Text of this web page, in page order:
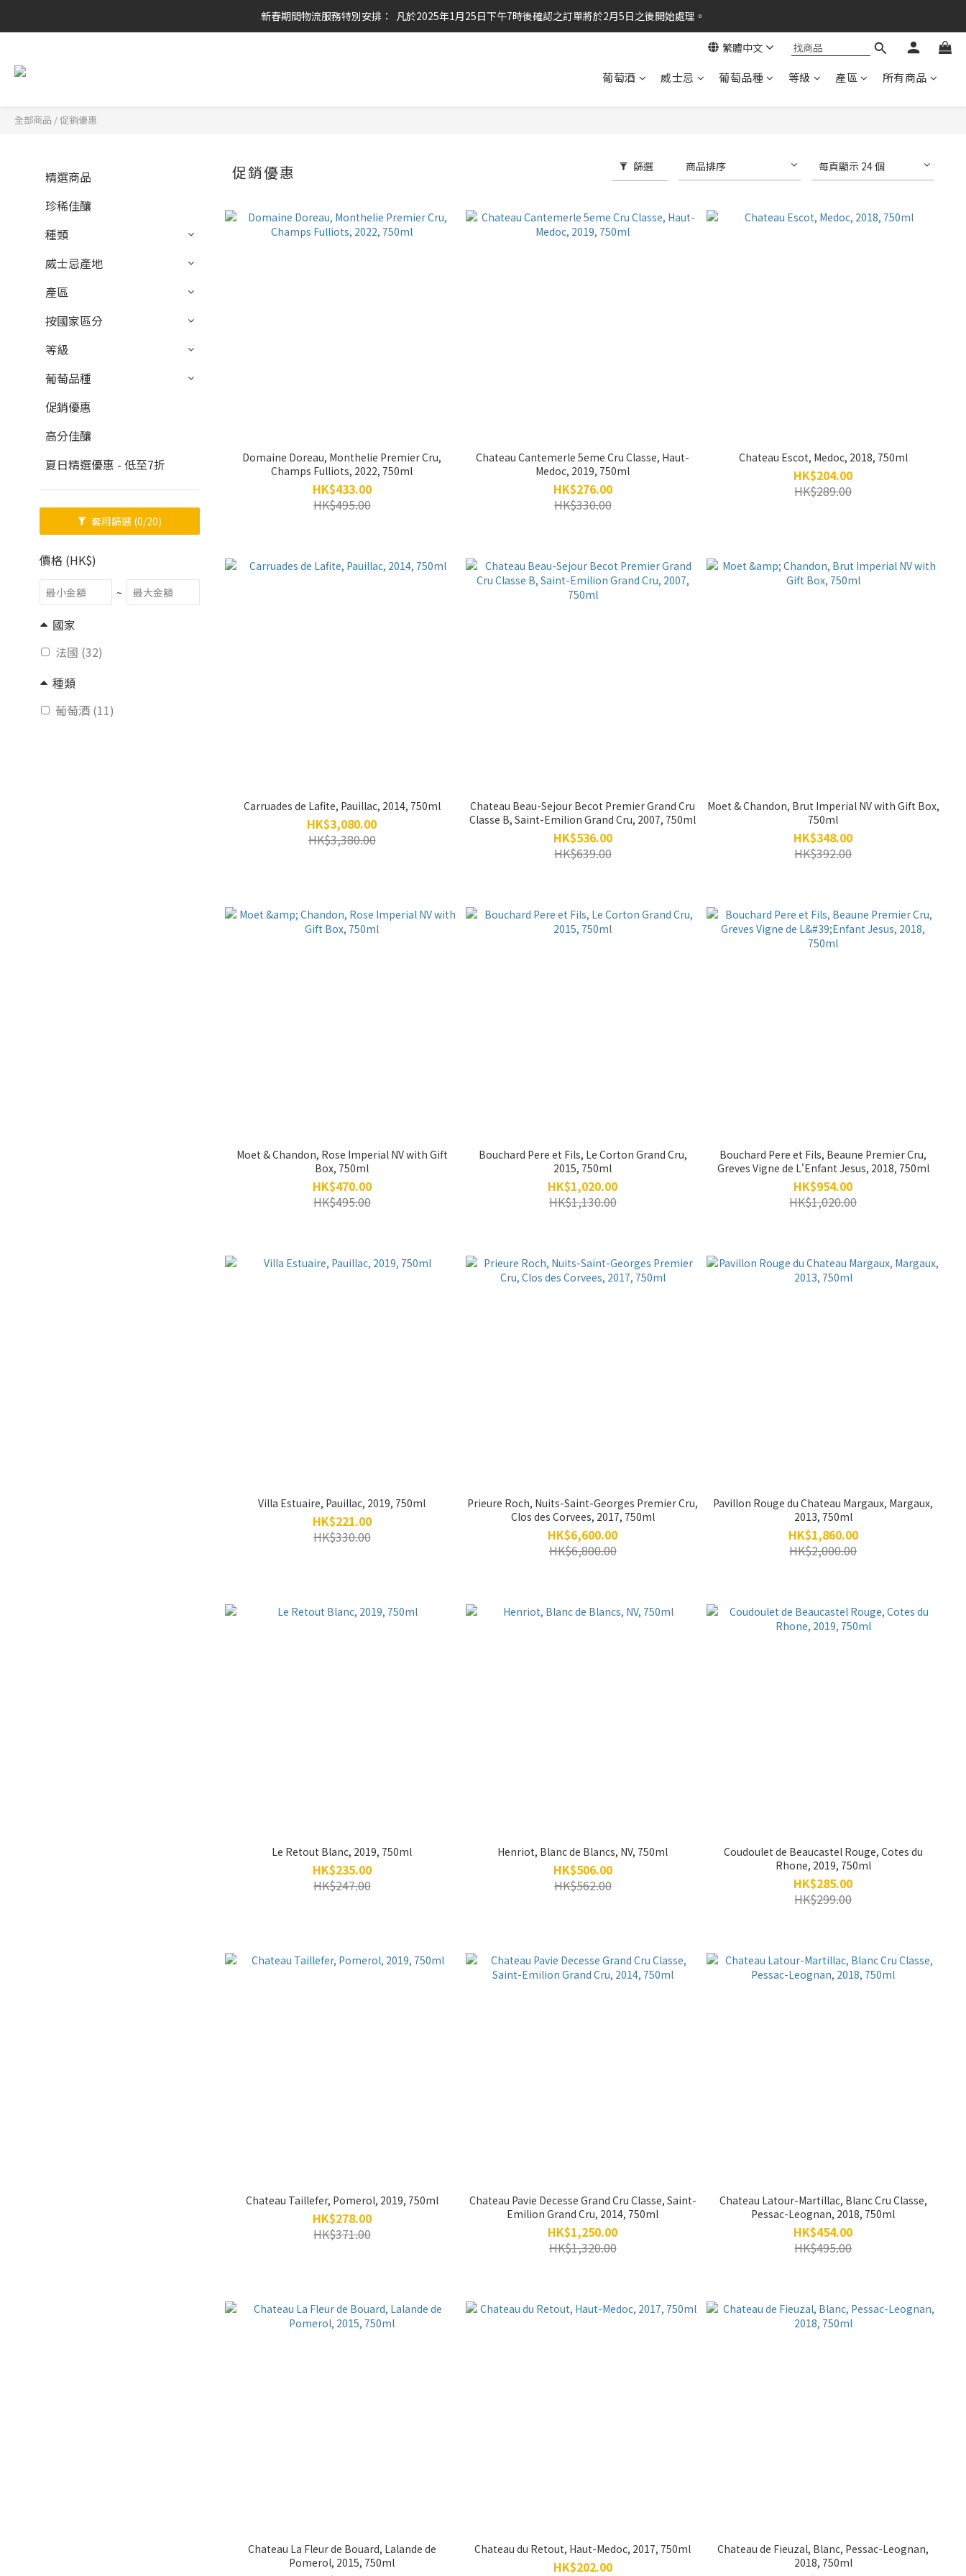
任何酒款買滿6枝或滿$800元即可免運費
新春期間物流服務特別安排：  凡於2025年1月25日下午7時後確認之訂單將於2月5日之後開始處理。
繁體中文
葡萄酒 威士忌 葡萄品種 等級 產區 所有商品
全部商品 /促銷優惠
精選商品
珍稀佳釀
種類
威士忌產地
產區
按國家區分
等級
葡萄品種
促銷優惠
高分佳釀
夏日精選優惠 - 低至7折
套用篩選 (0/20)
價格 (HK$)
~
國家
法國 (32)
種類
葡萄酒 (11)
促銷優惠 篩選 商品排序 每頁顯示 24 個
Domaine Doreau, Monthelie Premier Cru,
Champs Fulliots, 2022, 750ml
HK$433.00
HK$495.00
Chateau Cantemerle 5eme Cru Classe, Haut-
Medoc, 2019, 750ml
HK$276.00
HK$330.00
Chateau Escot, Medoc, 2018, 750ml
HK$204.00
HK$289.00
Carruades de Lafite, Pauillac, 2014, 750ml
HK$3,080.00
HK$3,380.00
Chateau Beau-Sejour Becot Premier Grand Cru
Classe B, Saint-Emilion Grand Cru, 2007, 750ml
HK$536.00
HK$639.00
Moet & Chandon, Brut Imperial NV with Gift Box,
750ml
HK$348.00
HK$392.00
Moet & Chandon, Rose Imperial NV with Gift
Box, 750ml
HK$470.00
HK$495.00
Bouchard Pere et Fils, Le Corton Grand Cru,
2015, 750ml
HK$1,020.00
HK$1,130.00
Bouchard Pere et Fils, Beaune Premier Cru,
Greves Vigne de L'Enfant Jesus, 2018, 750ml
HK$954.00
HK$1,020.00
Villa Estuaire, Pauillac, 2019, 750ml
HK$221.00
HK$330.00
Prieure Roch, Nuits-Saint-Georges Premier Cru,
Clos des Corvees, 2017, 750ml
HK$6,600.00
HK$6,800.00
Pavillon Rouge du Chateau Margaux, Margaux,
2013, 750ml
HK$1,860.00
HK$2,000.00
Le Retout Blanc, 2019, 750ml
HK$235.00
HK$247.00
Henriot, Blanc de Blancs, NV, 750ml
HK$506.00
HK$562.00
Coudoulet de Beaucastel Rouge, Cotes du
Rhone, 2019, 750ml
HK$285.00
HK$299.00
Chateau Taillefer, Pomerol, 2019, 750ml
HK$278.00
HK$371.00
Chateau Pavie Decesse Grand Cru Classe, Saint-
Emilion Grand Cru, 2014, 750ml
HK$1,250.00
HK$1,320.00
Chateau Latour-Martillac, Blanc Cru Classe,
Pessac-Leognan, 2018, 750ml
HK$454.00
HK$495.00
Chateau La Fleur de Bouard, Lalande de
Pomerol, 2015, 750ml
Chateau du Retout, Haut-Medoc, 2017, 750ml
HK$202.00
Chateau de Fieuzal, Blanc, Pessac-Leognan,
2018, 750ml